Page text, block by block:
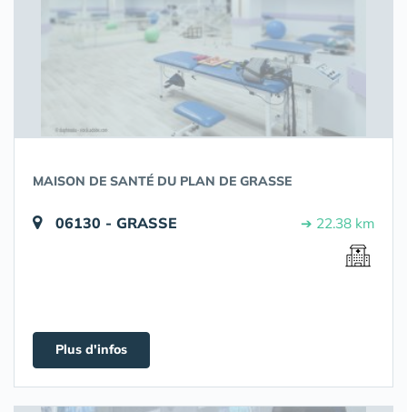
MAISON DE SANTÉ DU PLAN DE GRASSE
06130 - GRASSE ➔ 22.38 km
Plus d'infos